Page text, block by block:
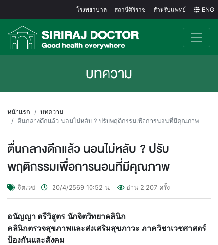
โรงพยาบาล สถานีศิริราช สำหรับแพทย์ ENG
บทความ
หน้าแรก
บทความ
ตื่นกลางดึกแล้ว นอนไม่หลับ ? ปรับพฤติกรรมเพื่อการนอนที่มีคุณภาพ
ตื่นกลางดึกแล้ว นอนไม่หลับ ? ปรับ
พฤติกรรมเพื่อการนอนที่มีคุณภาพ
จิตเวช 20/4/2569 10:52 น. อ่าน 2,207 ครั้ง
อนัญญา ตรีวิสูตร นักจิตวิทยาคลินิก
คลินิกตรวจสุขภาพและส่งเสริมสุขภาวะ ภาควิชาเวชศาสตร์
ป้องกันและสังคม